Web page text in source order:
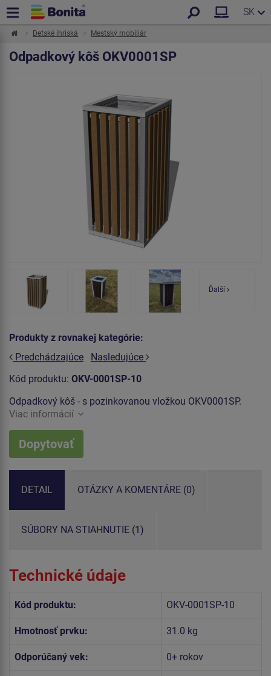
SK
Detské ihriská Mestský mobiliár
Odpadkový kôš OKV0001SP
Ďalší
Produkty z rovnakej kategórie:
Predchádzajúce
Nasledujúce
Kód produktu: OKV-0001SP-10
Odpadkový kôš - s pozinkovanou vložkou OKV0001SP.
Viac informácií
Dopytovať
DETAIL OTÁZKY A KOMENTÁRE (0)
SÚBORY NA STIAHNUTIE (1)
Technické údaje
Kód produktu: OKV-0001SP-10
Hmotnosť prvku: 31.0 kg
Odporúčaný vek: 0+ rokov